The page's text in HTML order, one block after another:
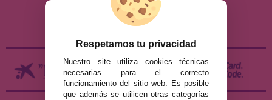
ENVÍOS Y DEVOLUCIONES
DEVOLUCIONES / DESISTIMIENTO
Respetamos tu privacidad
Nuestro site utiliza cookies técnicas
necesarias para el correcto
funcionamiento del sitio web. Es posible
que además se utilicen otras categorías